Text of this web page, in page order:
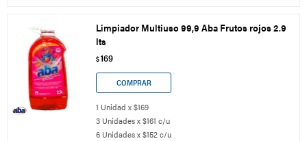
Limpiador Multiuso 99,9 Aba Frutos rojos 2.9
lts
$169
1 Unidad x $169
3 Unidades x $161 c/u
6 Unidades x $152 c/u